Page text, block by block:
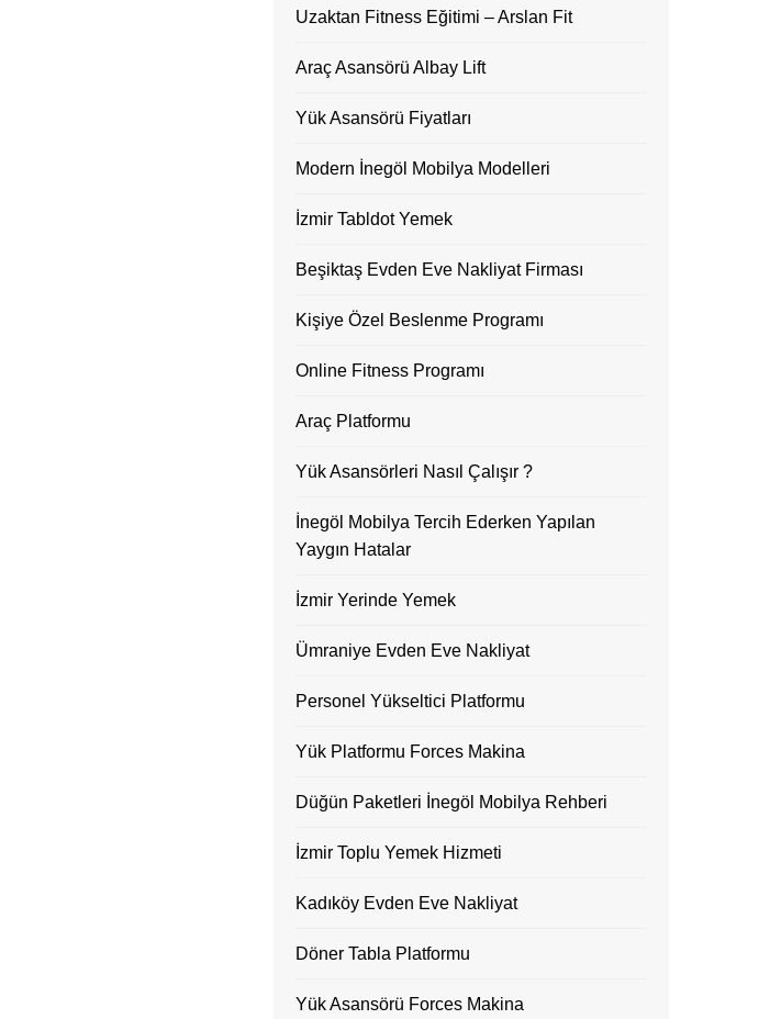
Uzaktan Fitness Eğitimi – Arslan Fit
Araç Asansörü Albay Lift
Yük Asansörü Fiyatları
Modern İnegöl Mobilya Modelleri
İzmir Tabldot Yemek
Beşiktaş Evden Eve Nakliyat Firması
Kişiye Özel Beslenme Programı
Online Fitness Programı
Araç Platformu
Yük Asansörleri Nasıl Çalışır ?
İnegöl Mobilya Tercih Ederken Yapılan
Yaygın Hatalar
İzmir Yerinde Yemek
Ümraniye Evden Eve Nakliyat
Personel Yükseltici Platformu
Yük Platformu Forces Makina
Düğün Paketleri İnegöl Mobilya Rehberi
İzmir Toplu Yemek Hizmeti
Kadıköy Evden Eve Nakliyat
Döner Tabla Platformu
Yük Asansörü Forces Makina